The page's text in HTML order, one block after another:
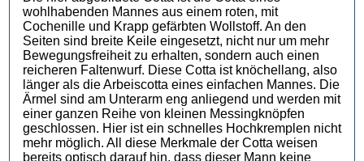
wohlhabenden Mannes aus einem roten, mit
Cochenille und Krapp gefärbten Wollstoff. An den
Seiten sind breite Keile eingesetzt, nicht nur um mehr
Bewegungsfreiheit zu erhalten, sondern auch einen
reicheren Faltenwurf. Diese Cotta ist knöchellang, also
länger als die Arbeiscotta eines einfachen Mannes. Die
Ärmel sind am Unterarm eng anliegend und werden mit
einer ganzen Reihe von kleinen Messingknöpfen
geschlossen. Hier ist ein schnelles Hochkremplen nicht
mehr möglich. All diese Merkmale der Cotta weisen
bereits optisch darauf hin, dass dieser Mann keine